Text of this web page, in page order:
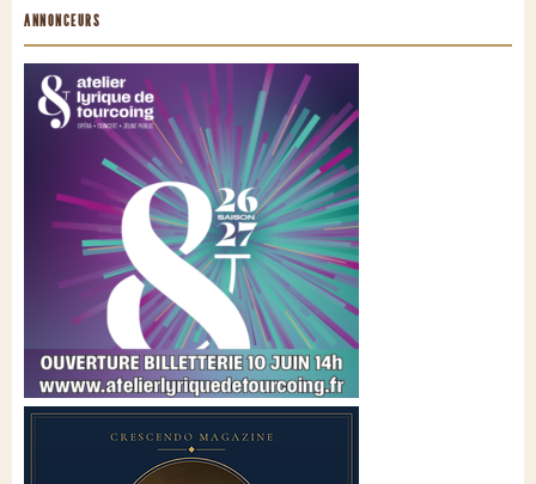
ANNONCEURS